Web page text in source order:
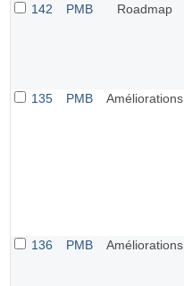
142
PMB Roadmap
135
PMB Améliorations
136
PMB Améliorations